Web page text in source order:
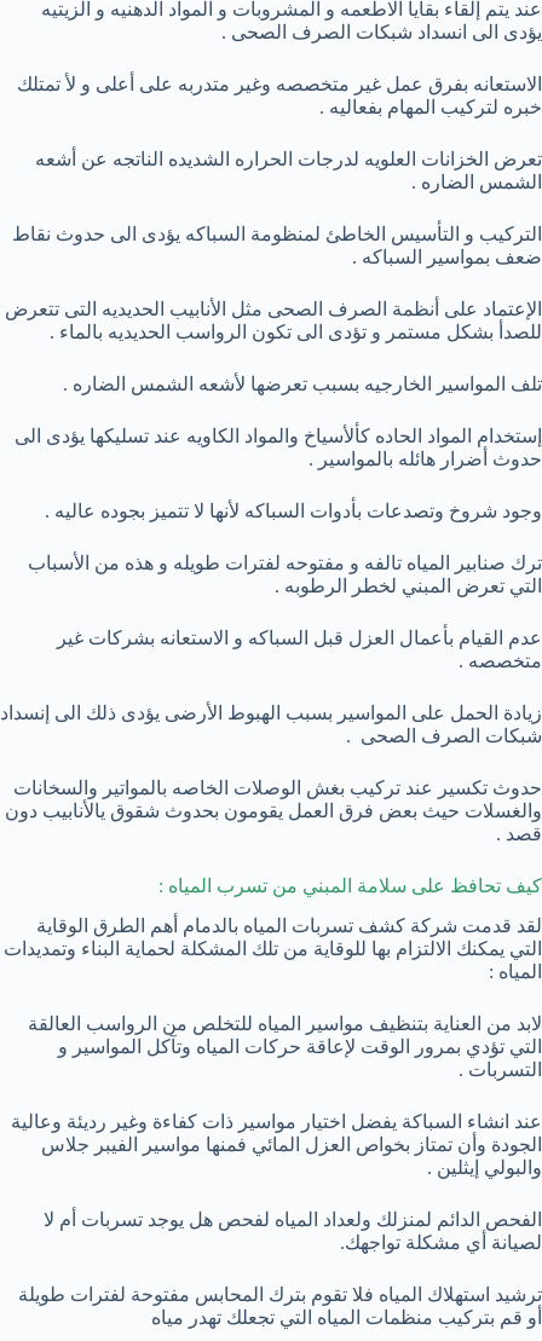
عند يتم إلقاء بقايا الاطعمه و المشروبات و المواد الدهنيه و الزيتيه
يؤدى الى انسداد شبكات الصرف الصحى .
الاستعانه بفرق عمل غير متخصصه وغير متدربه على أعلى و لأ تمتلك
خبره لتركيب المهام بفعاليه .
تعرض الخزانات العلويه لدرجات الحراره الشديده الناتجه عن أشعه
الشمس الضاره .
التركيب و التأسيس الخاطئ لمنظومة السباكه يؤدى الى حدوث نقاط
ضعف بمواسير السباكه .
الإعتماد على أنظمة الصرف الصحى مثل الأنابيب الحديديه التى تتعرض
للصدأ بشكل مستمر و تؤدى الى تكون الرواسب الحديديه بالماء .
تلف المواسير الخارجيه بسبب تعرضها لأشعه الشمس الضاره .
إستخدام المواد الحاده كألأسياخ والمواد الكاويه عند تسليكها يؤدى الى
حدوث أضرار هائله بالمواسير .
وجود شروخ وتصدعات بأدوات السباكه لأنها لا تتميز بجوده عاليه .
ترك صنابير المياه تالفه و مفتوحه لفترات طويله و هذه من الأسباب
التي تعرض المبني لخطر الرطوبه .
عدم القيام بأعمال العزل قبل السباكه و الاستعانه بشركات غير
متخصصه .
زيادة الحمل على المواسير بسبب الهبوط الأرضى يؤدى ذلك الى إنسداد
شبكات الصرف الصحى .
حدوث تكسير عند تركيب بغش الوصلات الخاصه بالمواتير والسخانات
والغسلات حيث بعض فرق العمل يقومون بحدوث شقوق يالأنابيب دون
قصد .
كيف تحافظ على سلامة المبني من تسرب المياه :
لقد قدمت شركة كشف تسربات المياه بالدمام أهم الطرق الوقاية
التي يمكنك الالتزام بها للوقاية من تلك المشكلة لحماية البناء وتمديدات
المياه :
لابد من العناية بتنظيف مواسير المياه للتخلص من الرواسب العالقة
التي تؤدي بمرور الوقت لإعاقة حركات المياه وتآكل المواسير و
التسربات .
عند انشاء السباكة يفضل اختيار مواسير ذات كفاءة وغير رديئة وعالية
الجودة وأن تمتاز بخواص العزل المائي فمنها مواسير الفيبر جلاس
والبولي إيثلين .
الفحص الدائم لمنزلك ولعداد المياه لفحص هل يوجد تسربات أم لا
لصيانة أي مشكلة تواجهك.
ترشيد استهلاك المياه فلا تقوم بترك المحابس مفتوحة لفترات طويلة
أو قم بتركيب منظمات المياه التي تجعلك تهدر مياه